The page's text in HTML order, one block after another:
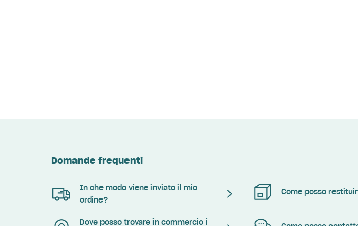
Domande frequenti
In che modo viene inviato il mio
ordine?
Come posso
Dove posso trovare in commercio i